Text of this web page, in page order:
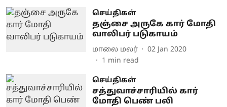
செய்திகள்
தஞ்சை அருகே கார் மோதி
வாலிபர் படுகாயம்
மாலை மலர்
02 Jan 2020
1 min read
செய்திகள்
சத்துவாச்சாரியில் கார்
மோதி பெண் பலி